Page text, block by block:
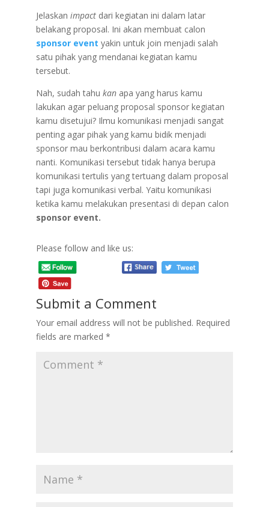
Jelaskan impact dari kegiatan ini dalam latar
belakang proposal. Ini akan membuat calon
sponsor event yakin untuk join menjadi salah
satu pihak yang mendanai kegiatan kamu
tersebut.
Nah, sudah tahu kan apa yang harus kamu
lakukan agar peluang proposal sponsor kegiatan
kamu disetujui? Ilmu komunikasi menjadi sangat
penting agar pihak yang kamu bidik menjadi
sponsor mau berkontribusi dalam acara kamu
nanti. Komunikasi tersebut tidak hanya berupa
komunikasi tertulis yang tertuang dalam proposal
tapi juga komunikasi verbal. Yaitu komunikasi
ketika kamu melakukan presentasi di depan calon
sponsor event.
Please follow and like us:
Submit a Comment
Your email address will not be published. Required
fields are marked *